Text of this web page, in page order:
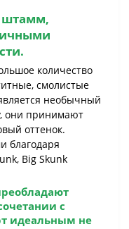
штамм,
количество
смолистые
необычный
они принимают
оттенок.
благодаря
Big Skunk
с
идеальным не